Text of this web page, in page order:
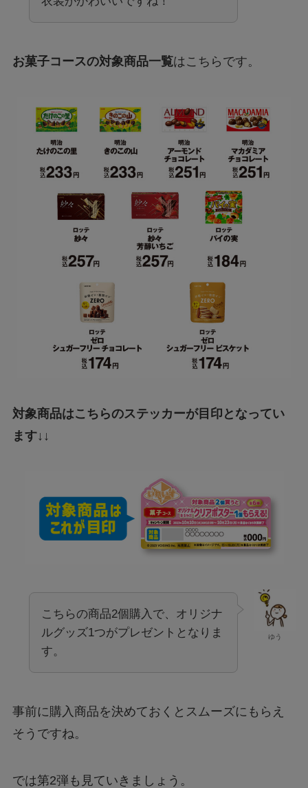
お菓子コースの対象商品一覧はこちらです。
対象商品はこちらのステッカーが目印となってい
ます↓↓
ゆう
こちらの商品2個購入で、オリジナ
ルグッズ1つがプレゼントとなりま
す。
事前に購入商品を決めておくとスムーズにもらえ
そうですね。
では第2弾も見ていきましょう。